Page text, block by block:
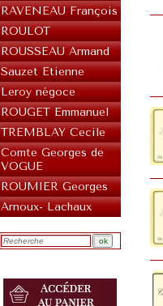
RAVENEAU François
ROULOT
ROUSSEAU Armand
Sauzet Etienne
Leroy négoce
ROUGET Emmanuel
TREMBLAY Cecile
Comte Georges de
VOGUE
ROUMIER Georges
Arnoux- Lachaux